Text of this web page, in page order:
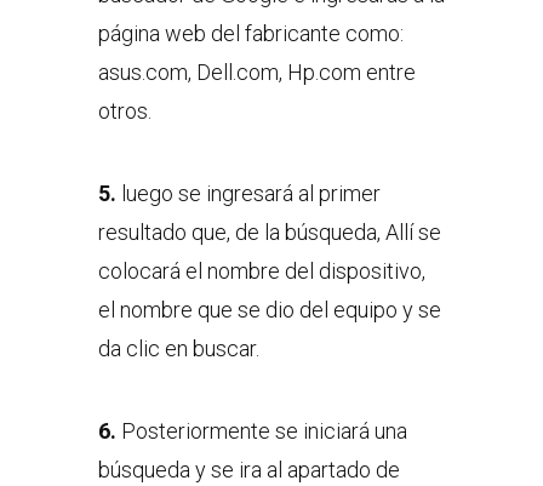
página web del fabricante como:
asus.com, Dell.com, Hp.com entre
otros.
5. luego se ingresará al primer
resultado que, de la búsqueda, Allí se
colocará el nombre del dispositivo,
el nombre que se dio del equipo y se
da clic en buscar.
6. Posteriormente se iniciará una
búsqueda y se ira al apartado de